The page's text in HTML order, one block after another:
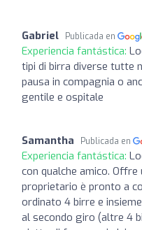
Gabriel Publicada en
Experiencia fantástica:
tipi di birra diverse tutte
pausa in compagnia o
gentile e ospitale
Samantha Publicada en
Experiencia fantástica:
con qualche amico.
proprietario è pronto a
ordinato 4 birre e
al secondo giro (altre 4